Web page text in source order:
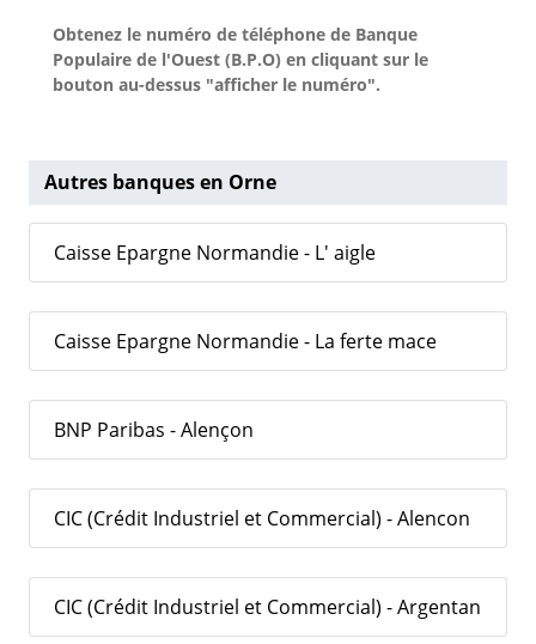
Obtenez le numéro de téléphone de Banque
Populaire de l'Ouest (B.P.O) en cliquant sur le
bouton au-dessus "afficher le numéro".
Autres banques en Orne
Caisse Epargne Normandie - L' aigle
Caisse Epargne Normandie - La ferte mace
BNP Paribas - Alençon
CIC (Crédit Industriel et Commercial) - Alencon
CIC (Crédit Industriel et Commercial) - Argentan